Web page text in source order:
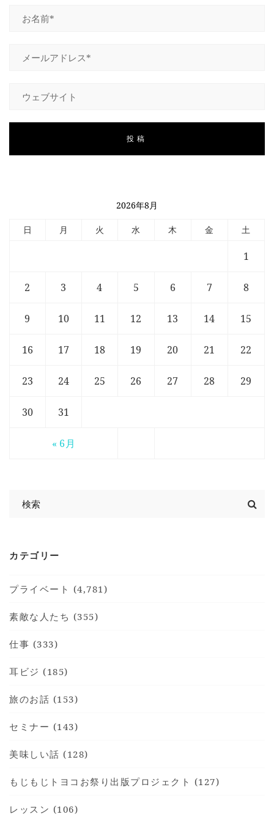
2026年8月
日 月 火 水 木 金 土
« 6月
1
2 3 4 5 6 7 8
9 10 11 12 13 14 15
16 17 18 19 20 21 22
23 24 25 26 27 28 29
30 31
カテゴリー
プライベート (4,781)
素敵な人たち (355)
仕事 (333)
耳ビジ (185)
旅のお話 (153)
セミナー (143)
美味しい話 (128)
もじもじトヨコお祭り出版プロジェクト (127)
レッスン (106)